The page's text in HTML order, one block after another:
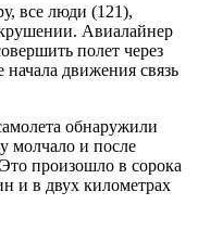
все люди (121),
Авиалайнер
полет через
движения связь
обнаружили
молчало и после
произошло в сорока
и в двух километрах